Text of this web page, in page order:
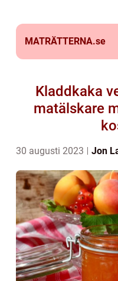
MATRÄTTERNA.se
Kladdkaka
matälskare
30 augusti 2023 Jon